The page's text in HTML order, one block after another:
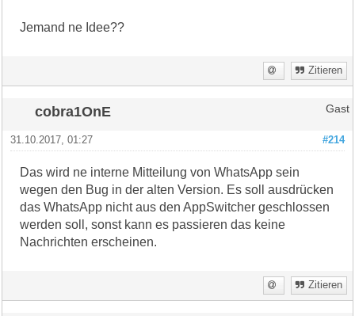
Jemand ne Idee??
Zitieren
cobra1OnE Gast
#214
31.10.2017, 01:27
Das wird ne interne Mitteilung von WhatsApp sein
wegen den Bug in der alten Version. Es soll ausdrücken
das WhatsApp nicht aus den AppSwitcher geschlossen
werden soll, sonst kann es passieren das keine
Nachrichten erscheinen.
Zitieren